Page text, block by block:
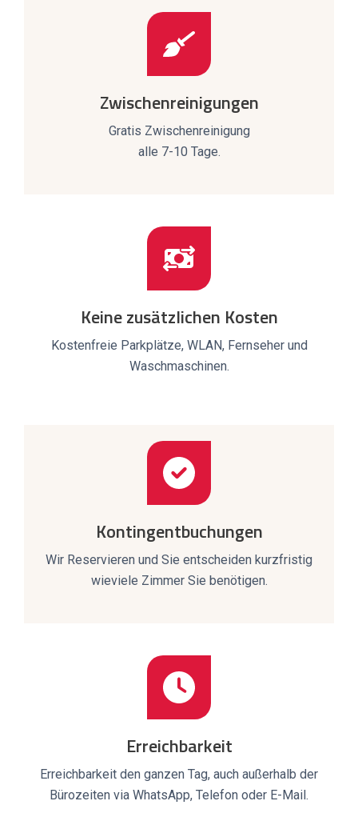
Zwischenreinigungen
Gratis Zwischenreinigung
alle 7-10 Tage.
Keine zusätzlichen Kosten
Kostenfreie Parkplätze, WLAN, Fernseher und
Waschmaschinen.
Kontingentbuchungen
Wir Reservieren und Sie entscheiden kurzfristig
wieviele Zimmer Sie benötigen.
Erreichbarkeit
Erreichbarkeit den ganzen Tag, auch außerhalb der
Bürozeiten via WhatsApp, Telefon oder E-Mail.